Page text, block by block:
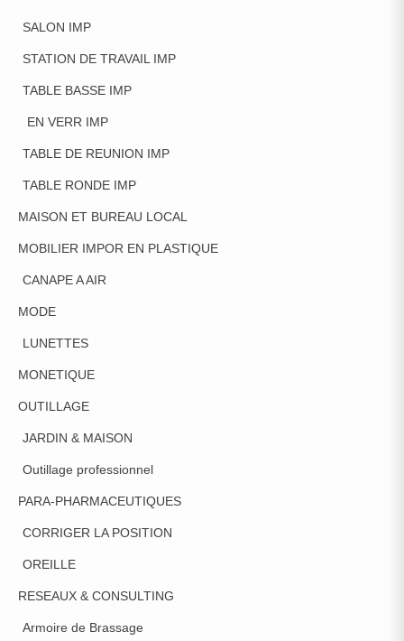
SALON IMP
STATION DE TRAVAIL IMP
TABLE BASSE IMP
EN VERR IMP
TABLE DE REUNION IMP
TABLE RONDE IMP
MAISON ET BUREAU LOCAL
MOBILIER IMPOR EN PLASTIQUE
CANAPE A AIR
MODE
LUNETTES
MONETIQUE
OUTILLAGE
JARDIN & MAISON
Outillage professionnel
PARA-PHARMACEUTIQUES
CORRIGER LA POSITION
OREILLE
RESEAUX & CONSULTING
Armoire de Brassage